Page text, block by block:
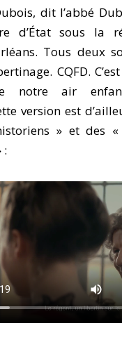
dit l’abbé
d’État sous la
Tous deux
CQFD.
notre air
version est
» et des «
: